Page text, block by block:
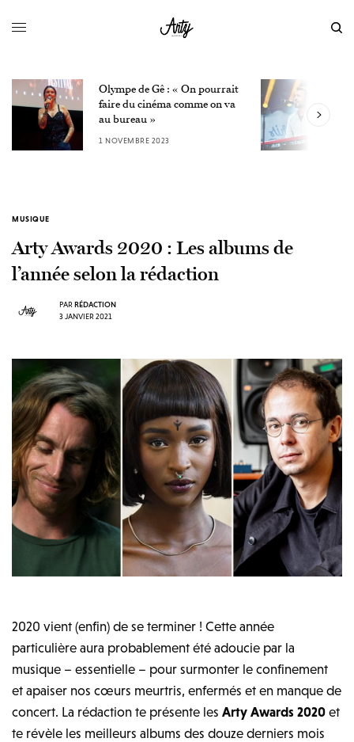
Olympe de Gê : « On pourrait
faire du cinéma comme on va
au bureau »
1 NOVEMBRE 2023
MUSIQUE
Arty Awards 2020 : Les albums de
l’année selon la rédaction
PAR RÉDACTION
3 JANVIER 2021
2020 vient (enfin) de se terminer ! Cette année
particulière aura probablement été adoucie par la
musique – essentielle – pour surmonter le confinement
et apaiser nos cœurs meurtris, enfermés et en manque de
concert. La rédaction te présente lesArty Awards 2020et
te révèle les meilleurs albums des douze derniers mois